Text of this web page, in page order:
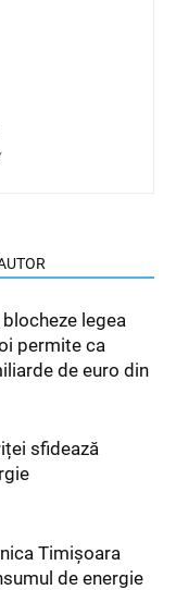
legea
permite ca
de euro din
sfidează
Timișoara
de energie